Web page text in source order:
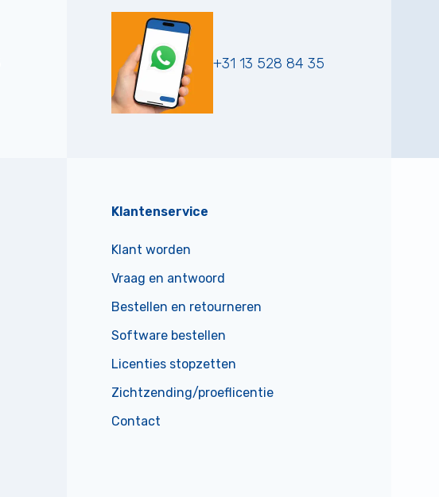
+31 13 528 84 35
Klantenservice
Klant worden
Vraag en antwoord
Bestellen en retourneren
Software bestellen
Licenties stopzetten
Zichtzending/proeflicentie
Contact